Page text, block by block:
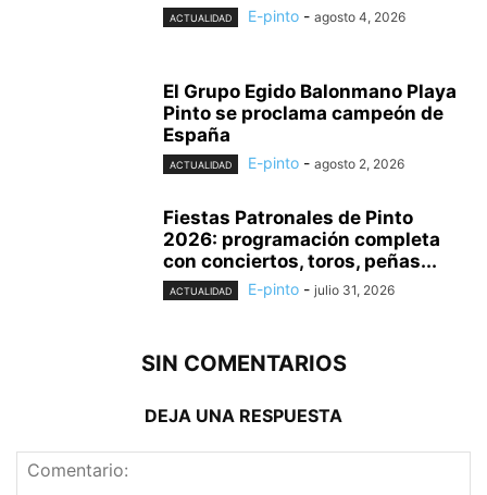
ACTUALIDAD E-pinto - agosto 4, 2026
El Grupo Egido Balonmano Playa
Pinto se proclama campeón de
España
ACTUALIDAD E-pinto - agosto 2, 2026
Fiestas Patronales de Pinto
2026: programación completa
con conciertos, toros, peñas...
ACTUALIDAD E-pinto - julio 31, 2026
SIN COMENTARIOS
DEJA UNA RESPUESTA